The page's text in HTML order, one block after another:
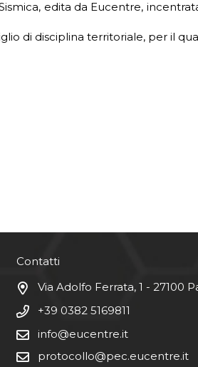
edita da Eucentre,
di disciplina territoriale, per il
Contatti
Via Adolfo Ferrata, 1 - 27100
+39 0382 5169811
info@eucentre.it
protocollo@pec.eucentre.it